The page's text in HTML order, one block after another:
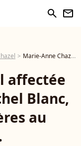
search newsletter
Marie-Anne Chazel affectée par la perte de Michel Blanc, l'une des dernières au courant...
affectée
Blanc,
au